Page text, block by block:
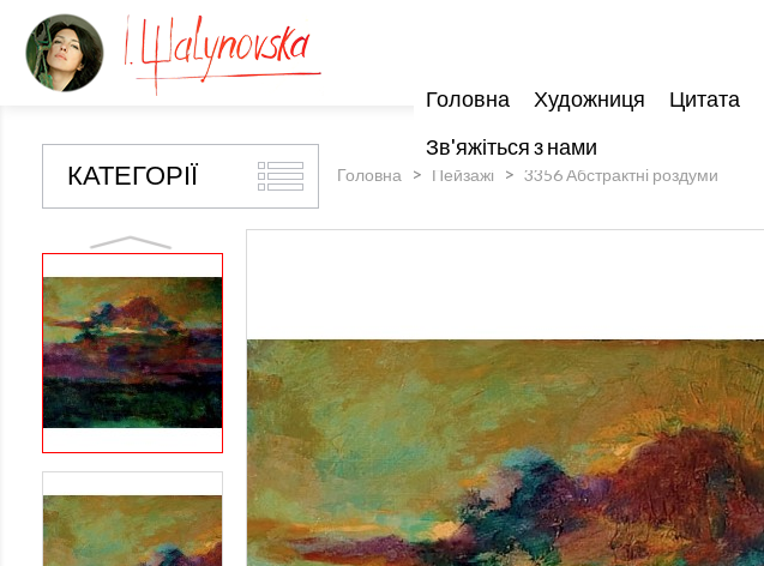
Головна Художниця Цитата
Зв'яжіться з нами
КАТЕГОРІЇ Головна Пейзажі 3356 Абстрактні роздуми